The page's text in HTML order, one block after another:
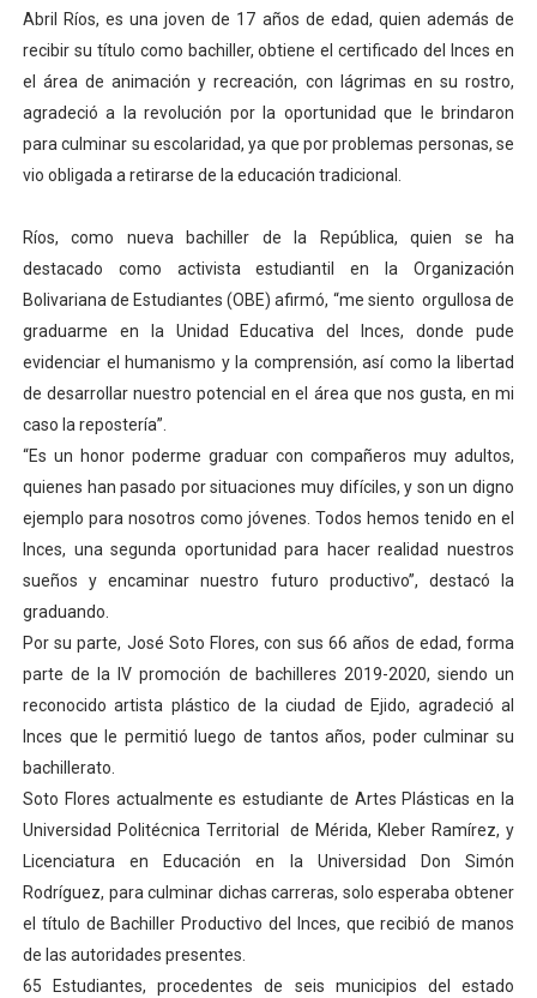
Abril Ríos, es una joven de 17 años de edad, quien además de
recibir su título como bachiller, obtiene el certificado del Inces en
el área de animación y recreación, con lágrimas en su rostro,
agradeció a la revolución por la oportunidad que le brindaron
para culminar su escolaridad, ya que por problemas personas, se
vio obligada a retirarse de la educación tradicional.
Ríos, como nueva bachiller de la República, quien se ha
destacado como activista estudiantil en la Organización
Bolivariana de Estudiantes (OBE) afirmó, “me siento orgullosa de
graduarme en la Unidad Educativa del Inces, donde pude
evidenciar el humanismo y la comprensión, así como la libertad
de desarrollar nuestro potencial en el área que nos gusta, en mi
caso la repostería”.
“Es un honor poderme graduar con compañeros muy adultos,
quienes han pasado por situaciones muy difíciles, y son un digno
ejemplo para nosotros como jóvenes. Todos hemos tenido en el
Inces, una segunda oportunidad para hacer realidad nuestros
sueños y encaminar nuestro futuro productivo”, destacó la
graduando.
Por su parte, José Soto Flores, con sus 66 años de edad, forma
parte de la IV promoción de bachilleres 2019-2020, siendo un
reconocido artista plástico de la ciudad de Ejido, agradeció al
Inces que le permitió luego de tantos años, poder culminar su
bachillerato.
Soto Flores actualmente es estudiante de Artes Plásticas en la
Universidad Politécnica Territorial de Mérida, Kleber Ramírez, y
Licenciatura en Educación en la Universidad Don Simón
Rodríguez, para culminar dichas carreras, solo esperaba obtener
el título de Bachiller Productivo del Inces, que recibió de manos
de las autoridades presentes.
65 Estudiantes, procedentes de seis municipios del estado